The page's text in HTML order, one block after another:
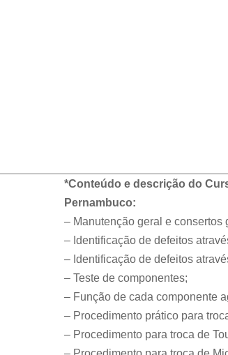
*Conteúdo e descrição do
Pernambuco:
– Manutenção geral e consertos
– Identificação de defeitos
– Identificação de defeitos
– Teste de componentes;
– Função de cada componente
– Procedimento prático para
– Procedimento para troca de